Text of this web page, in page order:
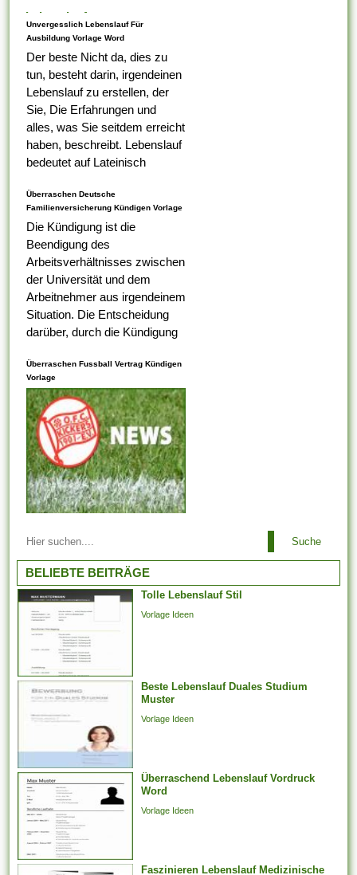
Lebenslauf
Unvergesslich Lebenslauf Für
Ausbildung Vorlage Word
Der beste Nicht da, dies zu
tun, besteht darin, irgendeinen
Lebenslauf zu erstellen, der
Sie, Die Erfahrungen und
alles, was Sie seitdem erreicht
haben, beschreibt. Lebenslauf
bedeutet auf Lateinisch
Tabelle darauf ist,...
Überraschen Deutsche
Familienversicherung Kündigen Vorlage
Die Kündigung ist die
Beendigung des
Arbeitsverhältnisses zwischen
der Universität und dem
Arbeitnehmer aus irgendeinem
Situation. Die Entscheidung
darüber, durch die Kündigung
ungerecht ist , alternativ nicht,
liegt bei dem
Arbeitsaufsichtsbeamten oder
vom Ermessen des...
Überraschen Fussball Vertrag Kündigen
Vorlage
Arbeitgeber ist es es
untersagt, irgendeinen
Arbeitnehmer zu entlassen,
der aufgrund der Teilnahme an
Arbeitstreffen und der Layout
von Arbeitsforderungen
darüber hinaus -
verhandlungen, deren
Jahresabschluss noch
aussteht, bei weitem nicht
weiter arbeiten
möglicherweise. Er kann...
Suche
BELIEBTE BEITRÄGE
Tolle Lebenslauf Stil
Vorlage Ideen
Beste Lebenslauf Duales Studium
Muster
Vorlage Ideen
Überraschend Lebenslauf Vordruck
Word
Vorlage Ideen
Faszinieren Lebenslauf Medizinische